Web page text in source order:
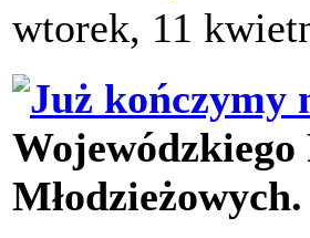
wtorek, 11
Młodzieżowych.